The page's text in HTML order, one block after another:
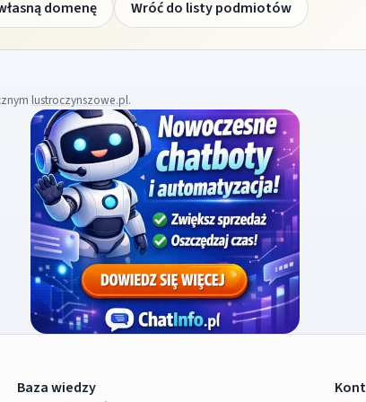
domenę Wróć do listy podmiotów
lustroczynszowe.pl.
Baza wiedzy